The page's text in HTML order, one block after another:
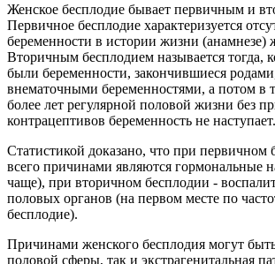
Женское бесплодие бывает первичным и
Первичное бесплодие характеризуется
беременности в истории жизни
Вторичным бесплодием называется тогда,
были беременности, закончившиеся
внематочными беременностями, а потом в
более лет регулярной половой жизни без
контрацептивов беременность не наступает.
Статистикой доказано, что при первичном
всего причинами являются гормональные
чаще), при вторичном бесплодии -
половых органов (на первом месте по
бесплодие).
Причинами женского бесплодия могут
половой сферы, так и экстрагенитальная